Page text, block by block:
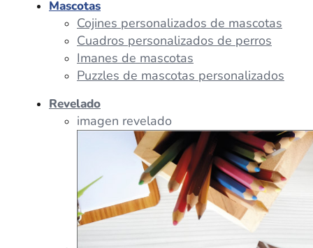
Mascotas
Cojines personalizados de mascotas
Cuadros personalizados de perros
Imanes de mascotas
Puzzles de mascotas personalizados
Revelado
imagen revelado